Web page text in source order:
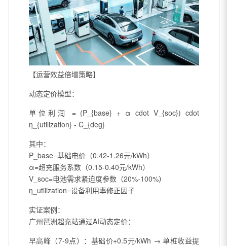
【运营效益倍增策略】
动态定价模型：
单位利润 = (P_{base} + α cdot V_{soc}) cdot
η_{utilization} - C_{deg}
其中：
P_base=基础电价（0.42-1.26元/kWh）
α=超充服务系数（0.15-0.40元/kWh）
V_soc=电池需求紧迫度参数（20%-100%）
η_utilization=设备利用率修正因子
实证案例：
广州琶洲超充站通过AI动态定价：
早高峰（7-9点）：基础价+0.5元/kWh → 单桩收益提